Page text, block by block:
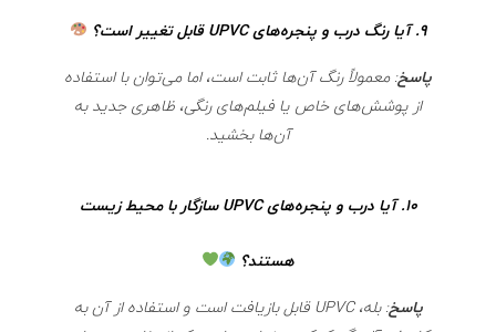
9. آیا رنگ درب و پنجره‌های UPVC قابل تغییر است؟
پاسخ: معمولاً رنگ آن‌ها ثابت است، اما می‌توان با استفاده
از پوشش‌های خاص یا فیلم‌های رنگی، ظاهری جدید به
آن‌ها بخشید.
10. آیا درب و پنجره‌های UPVC سازگار با محیط زیست
هستند؟
پاسخ
: بله، UPVC قابل بازیافت است و استفاده از آن به